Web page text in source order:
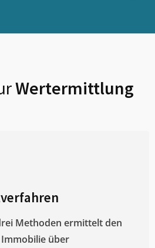
Wertermittlung
Methoden ermittelt den
über